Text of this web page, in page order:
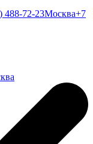
488-72-23Москва+7